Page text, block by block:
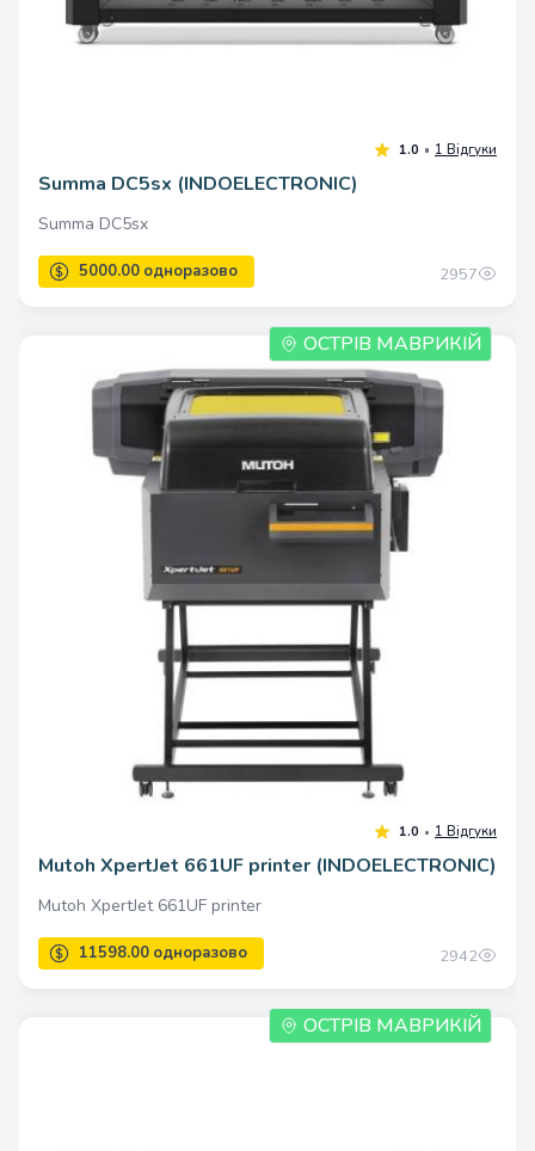
640.00 одноразово
4000.00 одноразово
Summa DC5sx (INDOELECTRONIC)
Summa DC5sx
2957
ОСТРІВ МАВРИКІЙ
Mutoh XpertJet 661UF printer (INDOELECTRONIC)
Mutoh XpertJet 661UF printer
2942
ОСТРІВ МАВРИКІЙ